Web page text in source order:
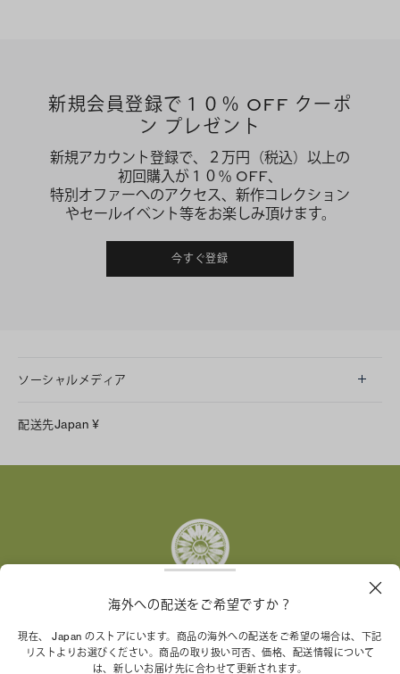
新規会員登録で１０％ OFF クーポ
ン プレゼント
新規アカウント登録で、２万円（税込）以上の
初回購入が１０％ OFF、
特別オファーへのアクセス、新作コレクション
やセールイベント等をお楽しみ頂けます。
今すぐ登録
ソーシャルメディア
Facebook
配送先Japan ¥
トリー バーチ財団は、女性起業家が持続可能な企業を築
くことを支援しています。
海外への配送をご希望ですか？
現在、 Japan のストアにいます。商品の海外への配送をご希望の場合は、下記
リストよりお選びください。商品の取り扱い可否、価格、配送情報について
は、新しいお届け先に合わせて更新されます。